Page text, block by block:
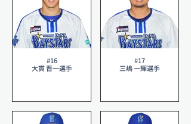
#16
大貫 晋一選手
#17
三嶋 一輝選手